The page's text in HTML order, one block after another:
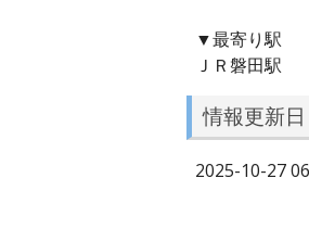
▼最寄り駅
ＪＲ磐田駅
情報更新日
2025-10-27